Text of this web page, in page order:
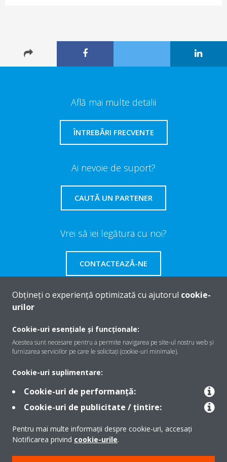
Află mai multe detalii
ÎNTREBĂRI FRECVENTE
Ai nevoie de suport?
CAUTĂ UN PARTENER
Vrei să iei legătura cu noi?
CONTACTEAZĂ-NE
Despre Daikin
Contact
Produse
Obțineți o experiență optimizată cu ajutorul cookie-
urilor
Cookie-uri esențiale și funcționale:
Acestea sunt necesare pentru a permite navigarea pe site-ul nostru web și
furnizarea serviciilor pe care le solicitați (cookie-uri minimale).
Cookie-uri suplimentare:
Cookie-uri de performanță:
Cookie-uri de publicitate / țintire:
Pentru mai multe informații despre cookie-uri, accesați
Notificarea privind cookie-urile.